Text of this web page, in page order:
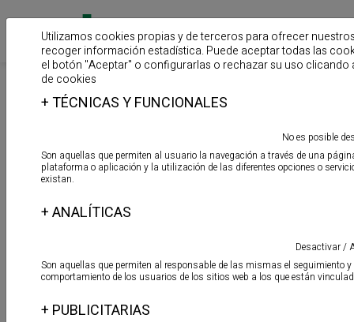
> Productos
limpiadores
BIO-TOT
Utilizamos cookies propias y de terceros para ofrecer
recoger información estadística. Puede aceptar todas las
el botón "Aceptar" o configurarlas o rechazar su uso clicando
de cookies
+TÉCNICAS Y FUNCIONALES
No es posible
Son aquellas que permiten al usuario la navegación a través de una
plataforma o aplicación y la utilización de las diferentes opciones o
existan.
+ANALÍTICAS
Desactivar
Son aquellas que permiten al responsable de las mismas el seguimiento
comportamiento de los usuarios de los sitios web a los que están
+ PUBLICITARIAS